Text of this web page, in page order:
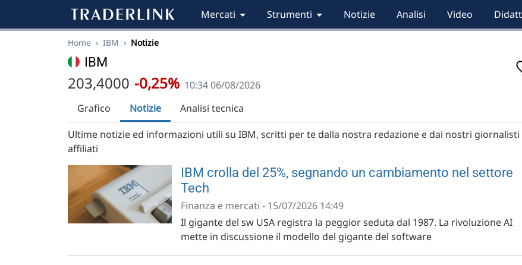
Mercati Strumenti Notizie Analisi Video
Home › IBM › Notizie
IBM
203,4000 -0,25% 10:34 06/08/2026
Grafico
Notizie
Analisi tecnica
Ultime notizie ed informazioni utili su IBM, scritti per te dalla nostra redazione e dai nostri giornalisti
affiliati
IBM crolla del 25%, segnando un cambiamento nel settore
Tech
Finanza e mercati - 15/07/2026 14:49
Il gigante del sw USA registra la peggior seduta dal 1987. La rivoluzione AI
mette in discussione il modello del gigante del software